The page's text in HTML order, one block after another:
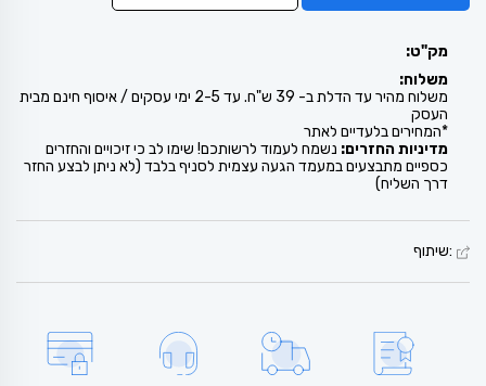
מק"ט:
משלוח:
משלוח מהיר עד הדלת ב- 39 ש"ח. עד 2-5 ימי עסקים / איסוף חינם מבית
העסק
*המחירים בלעדיים לאתר
מדיניות החזרים: נשמח לעמוד לרשותכם! שימו לב כי זיכויים והחזרים
כספיים מתבצעים במעמד הגעה עצמית לסניף בלבד (לא ניתן לבצע החזר
דרך השליח)
:שיתוף